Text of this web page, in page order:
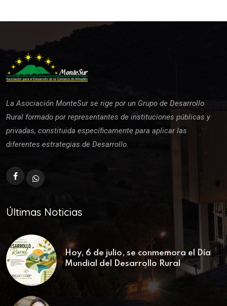
La Asociación MonteSur se rige por un Grupo de Desarrollo
Rural formado por representantes de instituciones públicas y
privadas, constituida específicamente para aplicar las
diferentes estrategias de Desarrollo.
Últimas Noticias
Hoy, 6 de julio, se conmemora el Día
Mundial del Desarrollo Rural